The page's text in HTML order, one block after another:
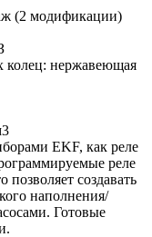
(2 модификации)
колец: нержавеющая
EKF, как реле
реле
создавать
наполнения/
Готовые